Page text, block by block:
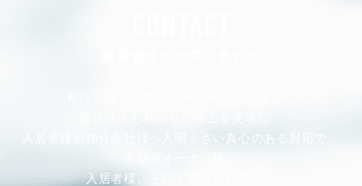
入居者様や仲介会社様へ人間くさい真心のある対応で、
入居者様、そして仲介会社様から